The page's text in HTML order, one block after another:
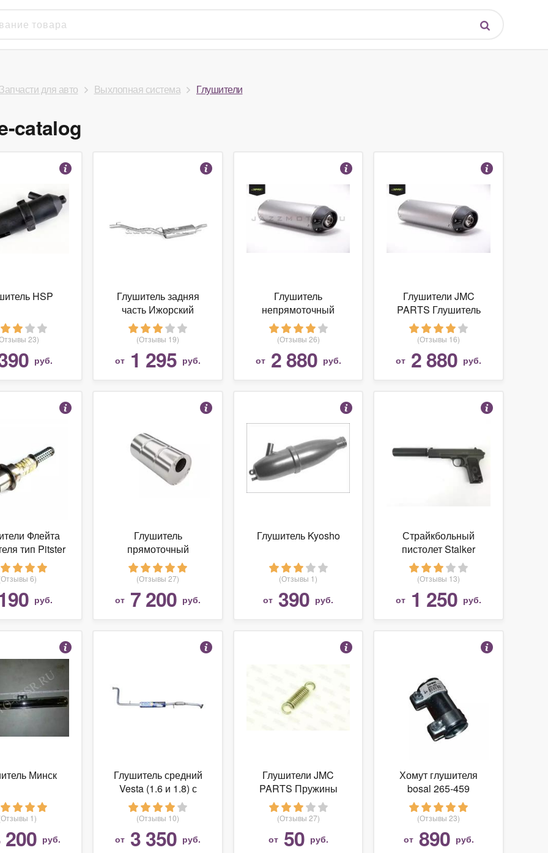
Запчасти для авто Выхлопная система Глушители
catalog
HSP
23)
руб.
Глушитель задняя
часть Ижорский
глушитель 135999
(Отзывы 19)
от 1 295 руб.
Глушитель
непрямоточный
(тихий) тип SP
(Отзывы 26)
от 2 880 руб.
Глушители JMC
PARTS Глушитель
непрямоточный
(тихий) тип SP
(Отзывы 16)
от 2 880 руб.
Флейта
тип Pitster
Pro
6)
руб.
Глушитель
прямоточный
смещенный центр на
20мм LS4.140.380.76-
76
(Отзывы 27)
от 7 200 руб.
Глушитель Kyosho
(Отзывы 1)
от 390 руб.
Страйкбольный
пистолет Stalker
SATTS Spring (ТТ, с
глушителем)
(Отзывы 13)
от 1 250 руб.
Минск
1)
200 руб.
Глушитель средний
Vesta (1.6 и 1.8) с
2015-2018 CBD
(Отзывы 10)
от 3 350 руб.
Глушители JMC
PARTS Пружины
крепления глушителя
комплект 2 шт
(Отзывы 27)
от 50 руб.
Хомут глушителя
bosal 265-459
(Отзывы 23)
от 890 руб.